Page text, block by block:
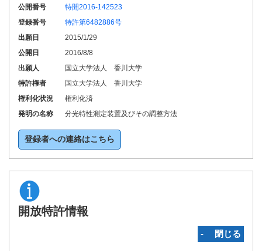
公開番号
特開2016-142523
登録番号
特許第6482886号
出願日
2015/1/29
公開日
2016/8/8
出願人
国立大学法人 香川大学
特許権者
国立大学法人 香川大学
権利化状況
権利化済
発明の名称
分光特性測定装置及びその調整方法
登録者への連絡はこちら
開放特許情報
‐ 閉じる